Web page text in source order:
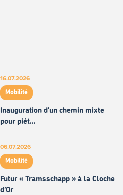
16.07.2026
Mobilité
Inauguration d'un chemin mixte
pour piét…
06.07.2026
Mobilité
Futur « Tramsschapp » à la Cloche
d’Or